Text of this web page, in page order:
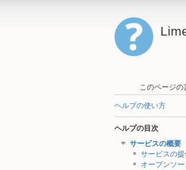
このページの
ヘルプの使い方
ヘルプの目次
サービスの概要
サービスの提
オープンソ